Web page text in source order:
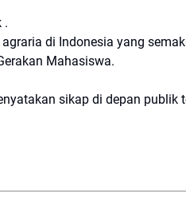
.
di Indonesia yang
Mahasiswa.
sikap di depan